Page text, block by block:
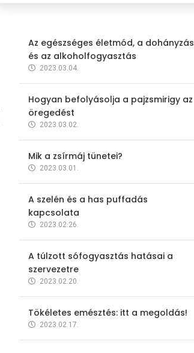
Az egészséges életmód, a dohányzás
és az alkoholfogyasztás
2023.03.04.
Hogyan befolyásolja a pajzsmirigy az
öregedést
2023.03.02.
Mik a zsírmáj tünetei?
2023.03.01.
A szelén és a has puffadás
kapcsolata
2023.02.26.
A túlzott sófogyasztás hatásai a
szervezetre
2023.02.20.
Tökéletes emésztés: itt a megoldás!
2023.02.17.